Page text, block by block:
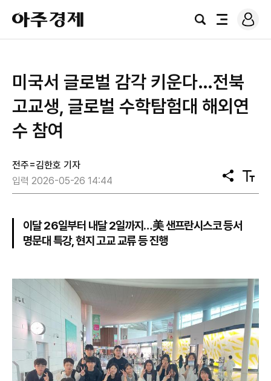
아
주
경
검
전
로
그
미국서 글로벌 감각 키운다…전북
고교생, 글로벌 수학탐험대 해외연
수 참여
전주=김한호 기자
입력 2026-05-26 14:44
공
유
텍
스
이달 26일부터 내달 2일까지…美 샌프란시스코 등서
명문대 특강, 현지 고교 교류 등 진행